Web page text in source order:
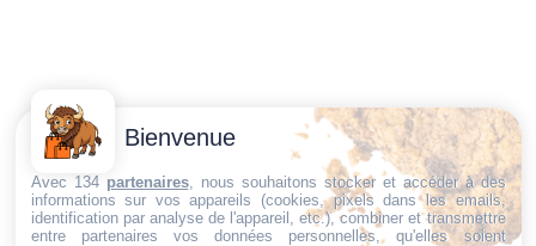
Trouvez ce qu'il vous faut,
au bon endroit
Conditions
générales
de vente
Politique de
cookies
Contactez-
Nous
Email:
dt@sasbms.fr
Bienvenue
Avec 134 partenaires, nous souhaitons stocker et accéder à des
informations sur vos appareils (cookies, pixels dans les emails,
identification par analyse de l'appareil, etc.), combiner et transmettre
entre partenaires vos données personnelles, qu'elles soient